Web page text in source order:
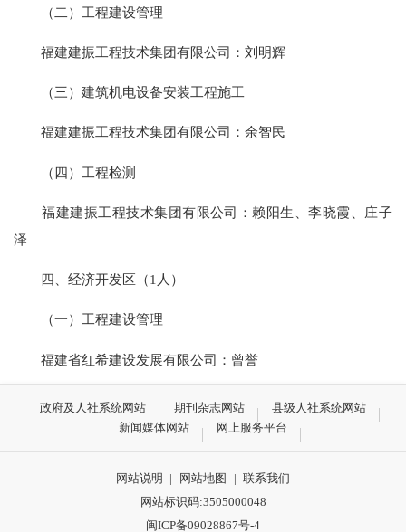
（二）工程建设管理
福建建振工程技术集团有限公司：刘明辉
（三）建筑机电设备安装工程施工
福建建振工程技术集团有限公司：余智民
（四）工程检测
福建建振工程技术集团有限公司：赖阳生、李晓霞、庄子
泽
四、经济开发区（1人）
（一）工程建设管理
福建省红希建设发展有限公司：曾誉
政府及人社系统网站 期刊杂志网站
县级人社系统网站
新闻媒体网站
网上服务平台
网站说明 | 网站地图 | 联系我们
网站标识码:3505000048
闽ICP备09028867号-4